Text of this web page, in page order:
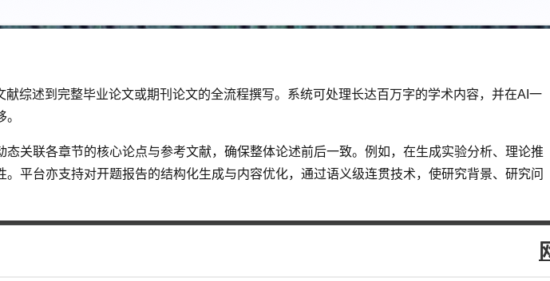
综述到完整毕业论文或期刊论文的全流程撰写。系统可处理长达百万字的学术内容，并在AI一
关联各章节的核心论点与参考文献，确保整体论述前后一致。例如，在生成实验分析、理论推
平台亦支持对开题报告的结构化生成与内容优化，通过语义级连贯技术，使研究背景、研究问